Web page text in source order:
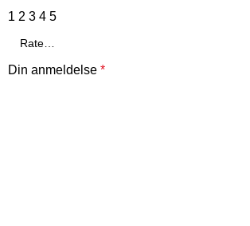
1 2 3 4 5
Din anmeldelse *